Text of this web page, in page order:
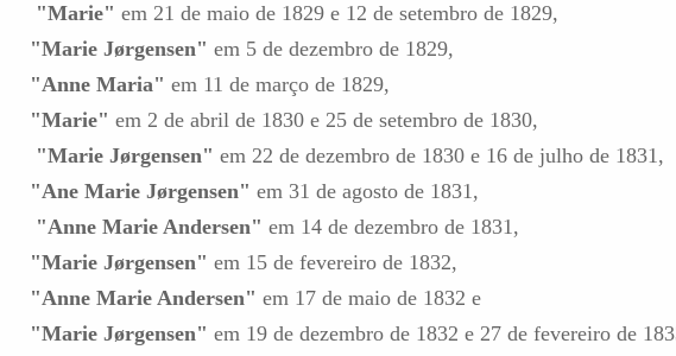
"Marie" em 21 de maio de 1829 e 12 de setembro de 1829,
"Marie Jørgensen" em 5 de dezembro de 1829,
"Anne Maria" em 11 de março de 1829,
"Marie" em 2 de abril de 1830 e 25 de setembro de 1830,
"Marie Jørgensen" em 22 de dezembro de 1830 e 16 de julho de 1831,
"Ane Marie Jørgensen" em 31 de agosto de 1831,
"Anne Marie Andersen" em 14 de dezembro de 1831,
"Marie Jørgensen" em 15 de fevereiro de 1832,
"Anne Marie Andersen" em 17 de maio de 1832 e
"Marie Jørgensen" em 19 de dezembro de 1832 e 27 de fevereiro de